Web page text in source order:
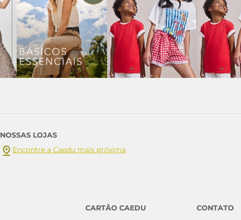
NOSSAS LOJAS
Encontre a Caedu mais próxima
CARTÃO CAEDU CONTATO